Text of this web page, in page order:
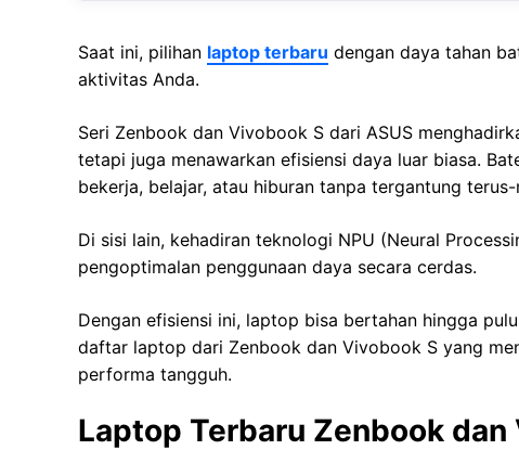
Saat ini, pilihan laptop terbaru dengan daya tahan
aktivitas Anda.
Seri Zenbook dan Vivobook S dari ASUS
tetapi juga menawarkan efisiensi daya luar biasa.
bekerja, belajar, atau hiburan tanpa tergantung
Di sisi lain, kehadiran teknologi NPU (Neural
pengoptimalan penggunaan daya secara cerdas.
Dengan efisiensi ini, laptop bisa bertahan hingga
daftar laptop dari Zenbook dan Vivobook S yang
performa tangguh.
Laptop Terbaru Zenbook dan